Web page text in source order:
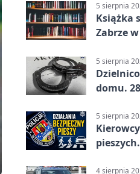
5 sierpnia
Książka
Zabrze
5 sierpnia
domu.
5 sierpnia
4 sierpnia